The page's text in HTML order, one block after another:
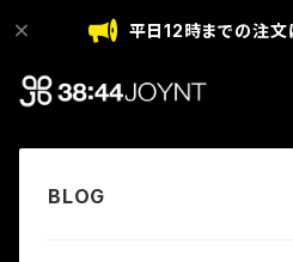
平日12時までの注文